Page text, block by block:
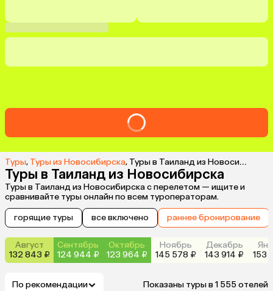
Туры, Туры из Новосибирска, Туры в Таиланд из Новосибирска
Туры в Таиланд из Новосибирска
Туры в Таиланд из Новосибирска с перелетом — ищите и
сравнивайте туры онлайн по всем туроператорам.
горящие туры
все включено раннее бронирование
Август
132 843 ₽
Сентябрь
124 944 ₽
Октябрь
123 964 ₽
Ноябрь
145 578 ₽
Декабрь
143 914 ₽
153
По рекомендации Показаны туры в 1 555 отелей